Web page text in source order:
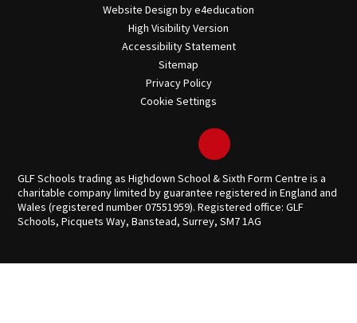
Website Design bye4education
High Visibility Version
Accessibility Statement
Sitemap
Privacy Policy
Cookie Settings
GLF Schools trading as Highdown School & Sixth Form Centre is a
charitable company limited by guarantee registered in England and
Wales (registered number 07551959). Registered office: GLF
Schools, Picquets Way, Banstead, Surrey, SM7 1AG